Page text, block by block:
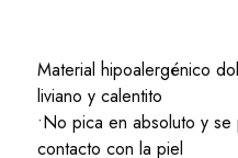
Material hipoalergénico
liviano y calentito
•No pica en absoluto y
contacto con la piel